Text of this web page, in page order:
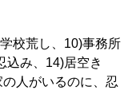
校荒し、10)事務所
込み、14)居空き
の人がいるのに、忍